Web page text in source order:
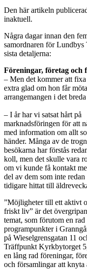
Den här artikeln
inaktuell.
Några dagar innan den
samordnaren för
sista detaljerna:
Föreningar, företag och
– Men det kommer att
extra glad om hon får
arrangemangen i det
– I år har vi satsat hårt på
marknadsföringen för att
med information om allt
händer. Många av de
besökarna har förstås
koll, men det skulle vara
om vi kunde få kontakt
del av dem som inte redan
tidigare hittat till
”Möjligheter till ett aktivt
friskt liv” är det
temat, som förutom en rad
programpunkter i
på Wieselgrensgatan 11
Träffpunkt Kyrkbytorget
en lång rad föreningar,
och församlingar att